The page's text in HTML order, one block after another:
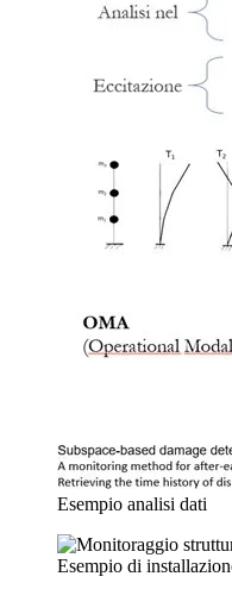
Esempio analisi dati
Esempio di